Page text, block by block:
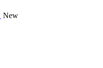
New